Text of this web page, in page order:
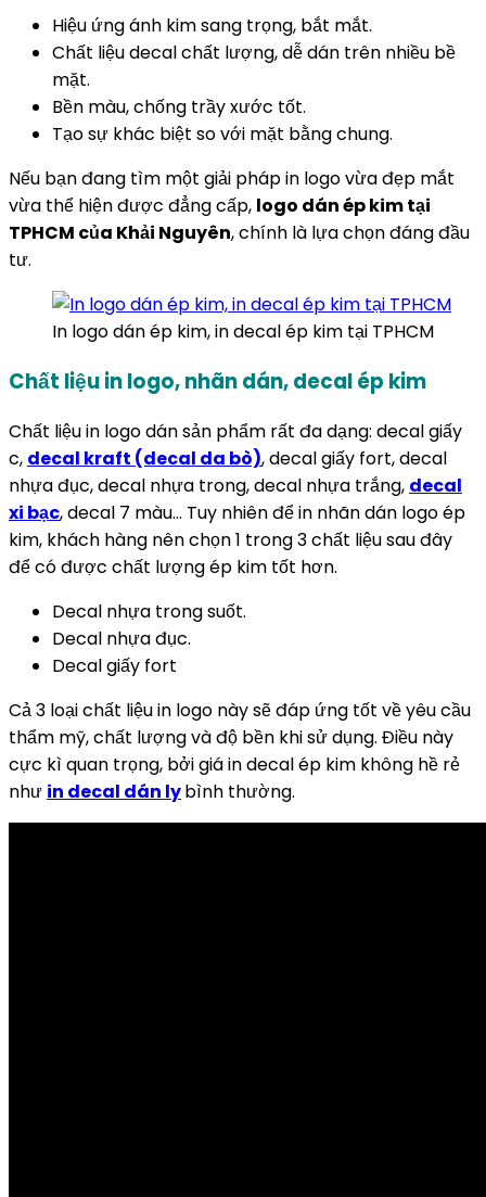
Hiệu ứng ánh kim sang trọng, bắt mắt.
Chất liệu decal chất lượng, dễ dán trên nhiều bề
mặt.
Bền màu, chống trầy xước tốt.
Tạo sự khác biệt so với mặt bằng chung.
Nếu bạn đang tìm một giải pháp in logo vừa đẹp mắt
vừa thể hiện được đẳng cấp, logo dán ép kim tại
TPHCM của Khải Nguyên, chính là lựa chọn đáng đầu
tư.
In logo dán ép kim, in decal ép kim tại TPHCM
Chất liệu in logo, nhãn dán, decal ép kim
Chất liệu in logo dán sản phẩm rất đa dạng: decal giấy
c, decal kraft (decal da bò), decal giấy fort, decal
nhựa đục, decal nhựa trong, decal nhựa trắng, decal
xi bạc, decal 7 màu… Tuy nhiên để in nhãn dán logo ép
kim, khách hàng nên chọn 1 trong 3 chất liệu sau đây
để có được chất lượng ép kim tốt hơn.
Decal nhựa trong suốt.
Decal nhựa đục.
Decal giấy fort
Cả 3 loại chất liệu in logo này sẽ đáp ứng tốt về yêu cầu
thẩm mỹ, chất lượng và độ bền khi sử dụng. Điều này
cực kì quan trọng, bởi giá in decal ép kim không hề rẻ
như in decal dán lybình thường.